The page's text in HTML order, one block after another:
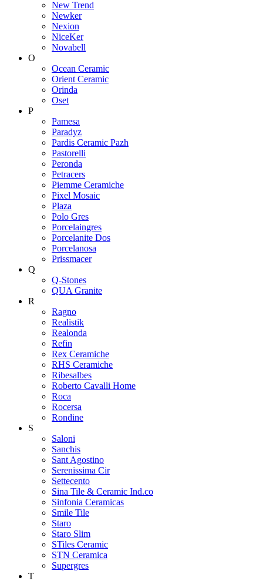
New Trend
Newker
Nexion
NiceKer
Novabell
O
Ocean Ceramic
Orient Ceramic
Orinda
Oset
P
Pamesa
Paradyz
Pardis Ceramic Pazh
Pastorelli
Peronda
Petracers
Piemme Ceramiche
Pixel Mosaic
Plaza
Polo Gres
Porcelaingres
Porcelanite Dos
Porcelanosa
Prissmacer
Q
Q-Stones
QUA Granite
R
Ragno
Realistik
Realonda
Refin
Rex Ceramiche
RHS Ceramiche
Ribesalbes
Roberto Cavalli Home
Roca
Rocersa
Rondine
S
Saloni
Sanchis
Sant Agostino
Serenissima Cir
Settecento
Sina Tile & Ceramic Ind.co
Sinfonia Ceramicas
Smile Tile
Staro
Staro Slim
STiles Ceramic
STN Ceramica
Supergres
T